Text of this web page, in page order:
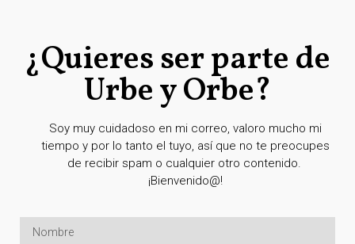
¿Quieres ser parte de
Urbe y Orbe?
Soy muy cuidadoso en mi correo, valoro mucho mi
tiempo y por lo tanto el tuyo, así que no te preocupes
de recibir spam o cualquier otro contenido.
¡Bienvenido@!